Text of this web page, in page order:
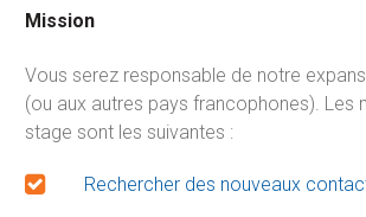
Mission
Vous serez responsable de notre
(ou aux autres pays francophones). Les
stage sont les suivantes :
Rechercher des nouveaux